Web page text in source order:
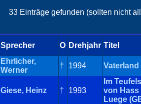
33 Einträge gefunden (sollten nicht
Sprecher O Drehjahr Titel
Ehrlicher,
Werner
† 1994 Vaterland
Giese, Heinz † 1993
Im
von Hass
Luege